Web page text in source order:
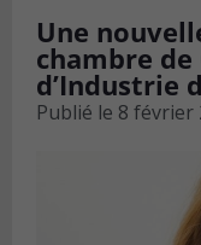
Une
chambre
d’Industrie
Publié le 8 février